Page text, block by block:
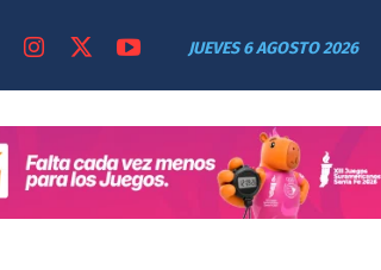
JUEVES 6 AGOSTO 2026